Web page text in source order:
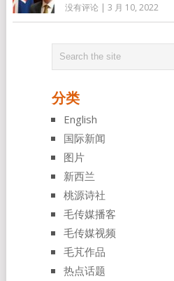
没有评论 | 3 月 10, 2022
分类
English
国际新闻
图片
新西兰
桃源诗社
毛传媒播客
毛传媒视频
毛芃作品
热点话题